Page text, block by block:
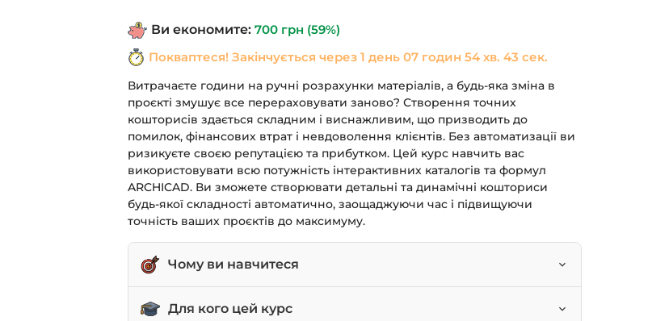
Ви економите:700 грн (59%)
Покваптеся! Закінчується через1 день 07 годин 54 хв. 43 сек.
Витрачаєте години на ручні розрахунки матеріалів, а будь-яка зміна в
проєкті змушує все перераховувати заново? Створення точних
кошторисів здається складним і виснажливим, що призводить до
помилок, фінансових втрат і невдоволення клієнтів. Без автоматизації ви
ризикуєте своєю репутацією та прибутком. Цей курс навчить вас
використовувати всю потужність інтерактивних каталогів та формул
ARCHICAD. Ви зможете створювати детальні та динамічні кошториси
будь-якої складності автоматично, заощаджуючи час і підвищуючи
точність ваших проєктів до максимуму.
Чому ви навчитеся
Автоматично витягувати будь-які дані з вашої BIM-моделі.
Для кого цей курс